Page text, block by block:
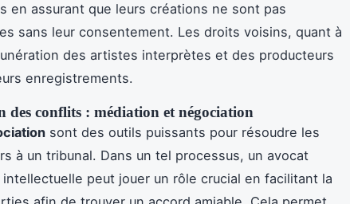
en assurant que leurs créations ne sont pas
sans leur consentement. Les droits voisins, quant à
des artistes interprètes et des producteurs
enregistrements.
des conflits : médiation et négociation
sont des outils puissants pour résoudre les
à un tribunal. Dans un tel processus, un avocat
peut jouer un rôle crucial en facilitant la